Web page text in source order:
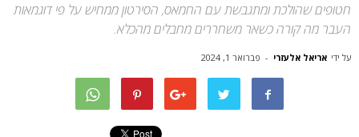
חטופים שהולכת ומתגבשת עם החמאס, הסירטון ממחיש על פי דוגמאות
העבר מה קורה כשאר משחררים מחבלים מהכלא.
על ידי אריאל אלעזרי - פברואר 1, 2024